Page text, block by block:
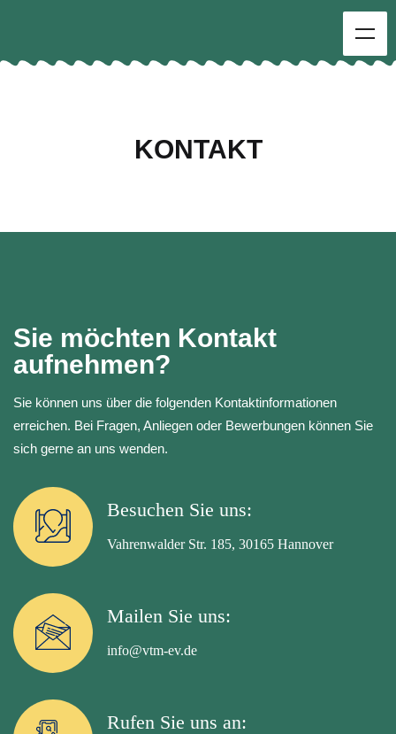
KONTAKT
Sie möchten Kontakt
aufnehmen?
Sie können uns über die folgenden Kontaktinformationen
erreichen. Bei Fragen, Anliegen oder Bewerbungen können Sie
sich gerne an uns wenden.
Besuchen Sie uns:
Vahrenwalder Str. 185, 30165 Hannover
Mailen Sie uns:
info@vtm-ev.de
Rufen Sie uns an: